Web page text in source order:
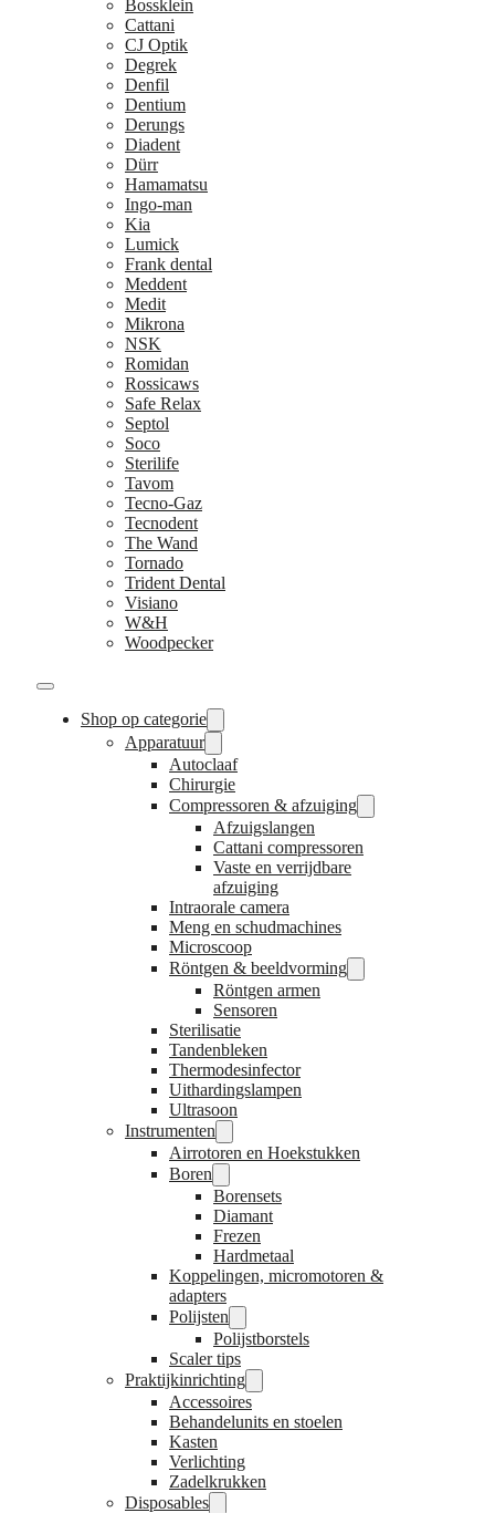
Bossklein
Cattani
CJ Optik
Degrek
Denfil
Dentium
Derungs
Diadent
Dürr
Hamamatsu
Ingo-man
Kia
Lumick
Frank dental
Meddent
Medit
Mikrona
NSK
Romidan
Rossicaws
Safe Relax
Septol
Soco
Sterilife
Tavom
Tecno-Gaz
Tecnodent
The Wand
Tornado
Trident Dental
Visiano
W&H
Woodpecker
Shop op categorie
Apparatuur
Autoclaaf
Chirurgie
Compressoren & afzuiging
Afzuigslangen
Cattani compressoren
Vaste en verrijdbare
afzuiging
Intraorale camera
Meng en schudmachines
Microscoop
Röntgen & beeldvorming
Röntgen armen
Sensoren
Sterilisatie
Tandenbleken
Thermodesinfector
Uithardingslampen
Ultrasoon
Instrumenten
Airrotoren en Hoekstukken
Boren
Borensets
Diamant
Frezen
Hardmetaal
Koppelingen, micromotoren &
adapters
Polijsten
Polijstborstels
Scaler tips
Praktijkinrichting
Accessoires
Behandelunits en stoelen
Kasten
Verlichting
Zadelkrukken
Disposables